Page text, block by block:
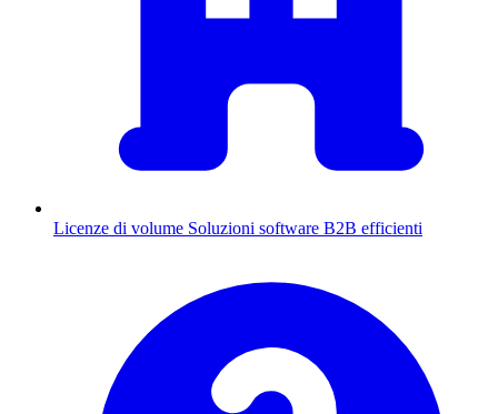
Licenze di volume Soluzioni software B2B efficienti